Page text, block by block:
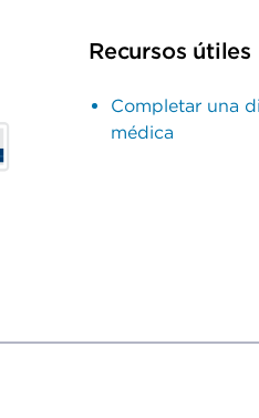
Recursos útiles
Completar una
médica